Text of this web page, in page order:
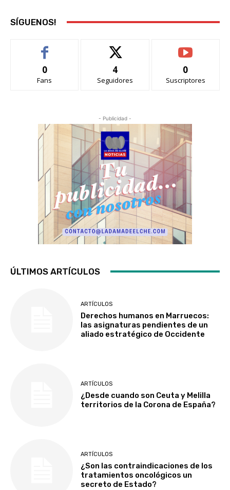
SÍGUENOS!
0
Fans
4
Seguidores
0
Suscriptores
- Publicidad -
ÚLTIMOS ARTÍCULOS
ARTÍCULOS
Derechos humanos en Marruecos:
las asignaturas pendientes de un
aliado estratégico de Occidente
ARTÍCULOS
¿Desde cuando son Ceuta y Melilla
territorios de la Corona de España?
ARTÍCULOS
¿Son las contraindicaciones de los
tratamientos oncológicos un
secreto de Estado?